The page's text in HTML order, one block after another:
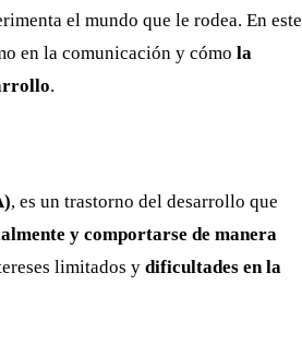
el mundo que le rodea. En este
en la comunicación y cómo la
.
, es un trastorno del desarrollo que
y comportarse de manera
limitados y dificultades en la